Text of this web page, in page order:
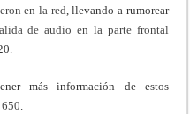
en la red, llevando a rumorear
de audio en la parte frontal
más información de estos
.